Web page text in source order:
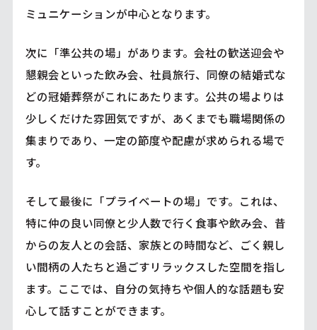
ミュニケーションが中心となります。
次に「準公共の場」があります。会社の歓送迎会や
懇親会といった飲み会、社員旅行、同僚の結婚式な
どの冠婚葬祭がこれにあたります。公共の場よりは
少しくだけた雰囲気ですが、あくまでも職場関係の
集まりであり、一定の節度や配慮が求められる場で
す。
そして最後に「プライベートの場」です。これは、
特に仲の良い同僚と少人数で行く食事や飲み会、昔
からの友人との会話、家族との時間など、ごく親し
い間柄の人たちと過ごすリラックスした空間を指し
ます。ここでは、自分の気持ちや個人的な話題も安
心して話すことができます。